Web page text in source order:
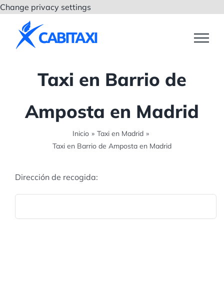
Change privacy settings
contenido
Taxi en Barrio de
Amposta en Madrid
Inicio » Taxi en Madrid »
Taxi en Barrio de Amposta en Madrid
Dirección de recogida: